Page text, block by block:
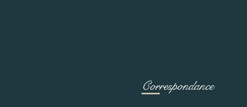
Correspondance